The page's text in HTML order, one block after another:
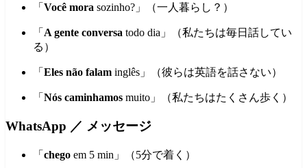
「 Você mora sozinho?」（一人暮らし？）
「 A gente conversa todo dia」（私たちは毎日話してい
る）
「 Eles não falam inglês」（彼らは英語を話さない）
「 Nós caminhamos muito」（私たちはたくさん歩く）
WhatsApp ／ メッセージ
「 chego em 5 min」（5分で着く）